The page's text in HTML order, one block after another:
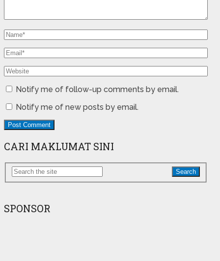
Notify me of follow-up comments by email.
Notify me of new posts by email.
CARI MAKLUMAT SINI
Search
SPONSOR